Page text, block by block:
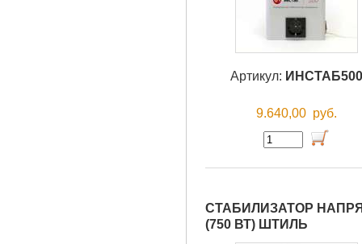
Артикул: ИНСТАБ500
9.640,00 руб.
СТАБИЛИЗАТОР
(750 ВТ) ШТИЛЬ